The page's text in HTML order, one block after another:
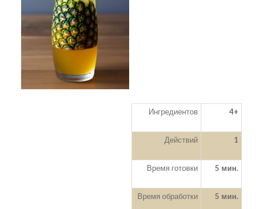
Ингредиентов 4+
Действий 1
Время готовки 5 мин.
Время обработки 5 мин.